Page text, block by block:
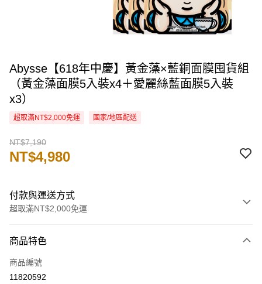
Abysse【618年中慶】黃金藻×藍銅面膜囤貨組
（黃金藻面膜5入裝x4＋愛麗絲藍面膜5入裝
x3）
超取滿NT$2,000免運 國家/地區配送
NT$7,190
NT$4,980
付款與運送方式
超取滿NT$2,000免運
信用卡一次付款
信用卡分期付款
商品特色
商品編號
11820592